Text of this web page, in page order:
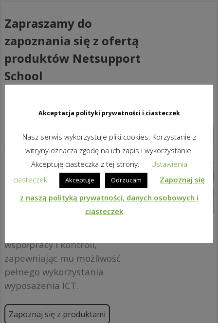
Zapraszamy do
zapoznania się z ofertą
produktów Netsupport
School
instruktażowe dla klasy XXI wieku.
NetSupport School jest
wiodącym rozwiązaniem na
rynku oprogramowania dla klas
szkolnych. Obsługując wszystkie
platformy, NetSupport School
dostarcza nauczycielowi bogaty
zbiór dedykowanych funkcji do
współpracy i kontroli,
zapewniając mu możliwość
pełnego wykorzystania
wyposażenia ICT.
Zapoznaj się z produktami
Akceptacja polityki prywatności i ciasteczek
Nasz serwis wykorzystuje pliki cookies. Korzystanie z
witryny oznacza zgodę na ich zapis i wykorzystanie.
Akceptuję ciasteczka z tej strony.
Ustawienia
ciasteczek
Akceptuje Odrzucam
Zapoznaj się
z naszą polityką prywatności, danych osobowych i
ciasteczek